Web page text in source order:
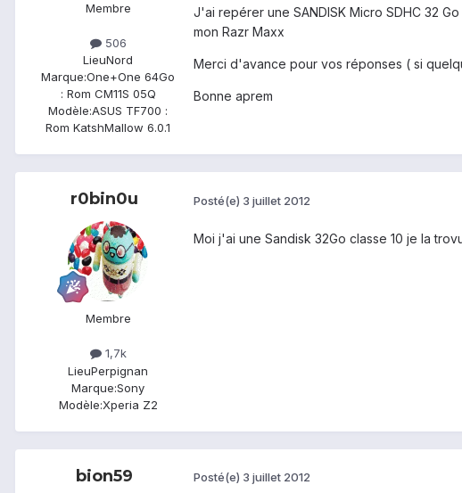
Membre
506
LieuNord
Marque:One+One 64Go
: Rom CM11S 05Q
Modèle:ASUS TF700 :
Rom KatshMallow 6.0.1
J'ai repérer une SANDISK Micro SDHC 32
mon Razr Maxx
Merci d'avance pour vos réponses ( si
Bonne aprem
r0bin0u
Membre
1,7k
LieuPerpignan
Marque:Sony
Modèle:Xperia Z2
Posté(e) 3 juillet 2012
Moi j'ai une Sandisk 32Go classe 10 je la
bion59 Posté(e) 3 juillet 2012